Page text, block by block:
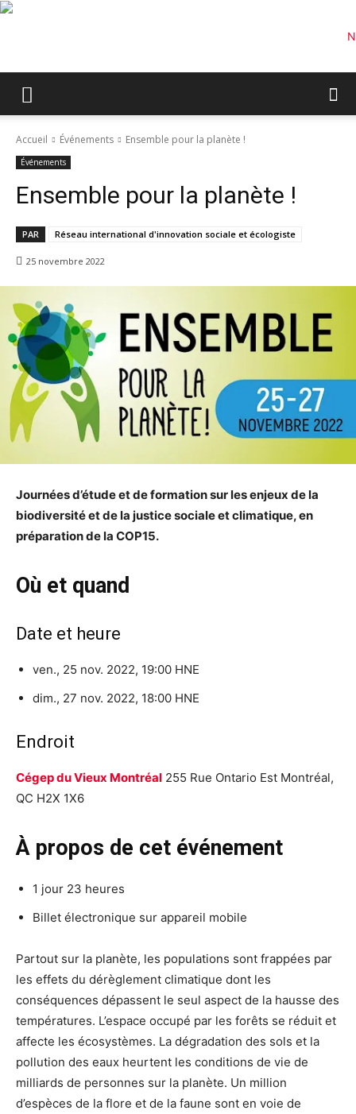
Accueil Événements Ensemble pour la planète !
Événements
Ensemble pour la planète !
PAR Réseau international d'innovation sociale et écologiste
25 novembre 2022
Journées d’étude et de formation sur les enjeux de la
biodiversité et de la justice sociale et climatique, en
préparation de la COP15.
Où et quand
Date et heure
ven., 25 nov. 2022, 19:00 HNE
dim., 27 nov. 2022, 18:00 HNE
Endroit
Cégep du Vieux Montréal 255 Rue Ontario Est Montréal,
QC H2X 1X6
À propos de cet événement
1 jour 23 heures
Billet électronique sur appareil mobile
Partout sur la planète, les populations sont frappées par
les effets du dérèglement climatique dont les
conséquences dépassent le seul aspect de la hausse des
températures. L’espace occupé par les forêts se réduit et
affecte les écosystèmes. La dégradation des sols et la
pollution des eaux heurtent les conditions de vie de
milliards de personnes sur la planète. Un million
d’espèces de la flore et de la faune sont en voie de